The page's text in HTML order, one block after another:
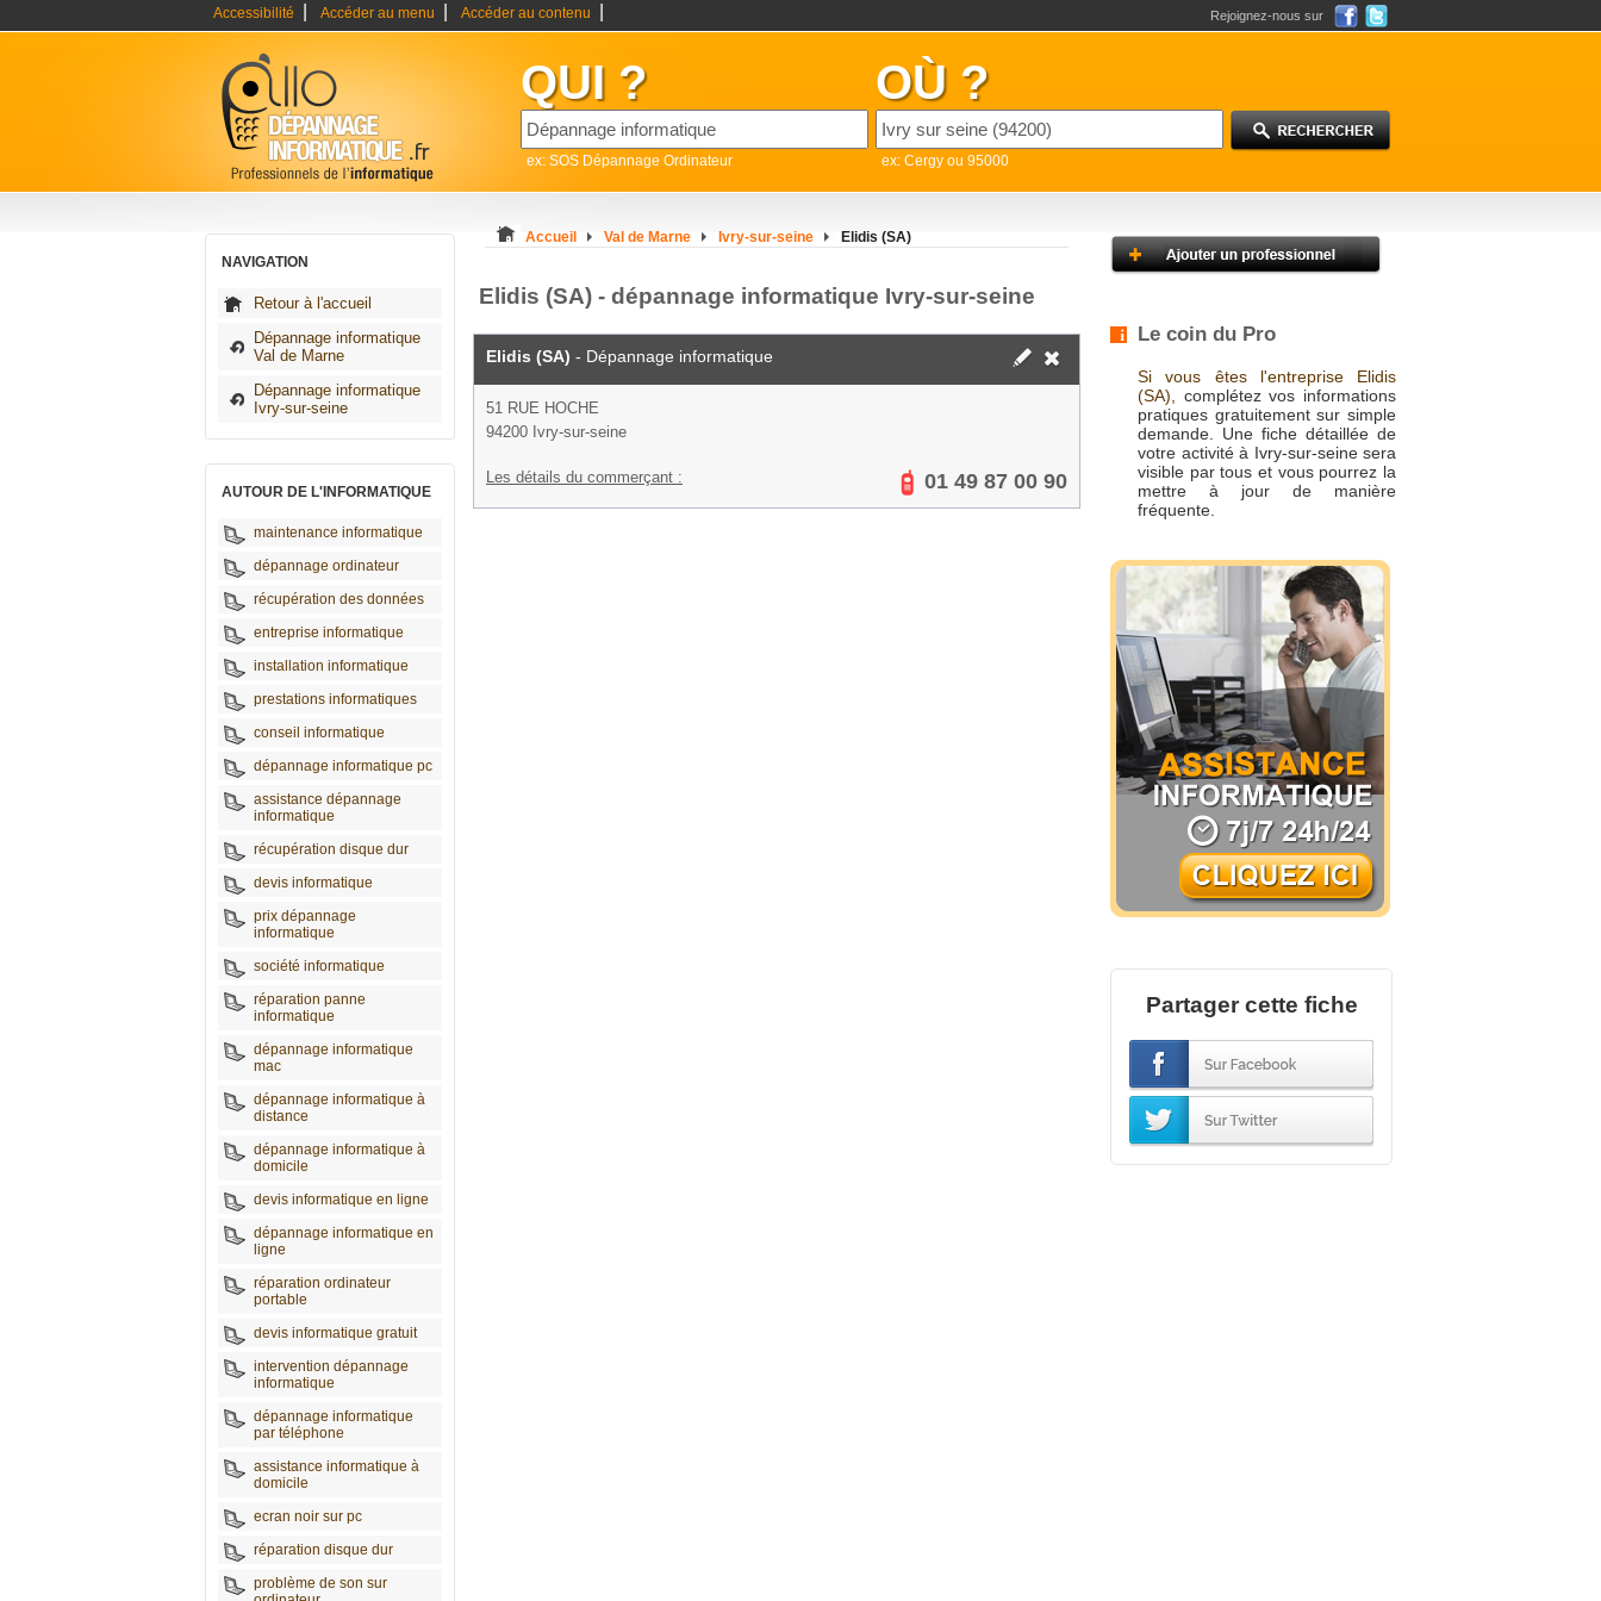
Accessibilité Accéder au menu Accéder au contenu Rejoignez-nous sur
QUI ?
ex: SOS Dépannage Ordinateur
OÙ ?
ex: Cergy ou 95000
NAVIGATION
Retour à l'accueil
Dépannage informatique
Val de Marne
Dépannage informatique
Ivry-sur-seine
AUTOUR DE L'INFORMATIQUE
maintenance informatique
dépannage ordinateur
récupération des données
entreprise informatique
installation informatique
prestations informatiques
conseil informatique
dépannage informatique pc
assistance dépannage
informatique
récupération disque dur
devis informatique
prix dépannage
informatique
société informatique
réparation panne
informatique
dépannage informatique
mac
dépannage informatique à
distance
dépannage informatique à
domicile
devis informatique en ligne
dépannage informatique en
ligne
réparation ordinateur
portable
devis informatique gratuit
intervention dépannage
informatique
dépannage informatique
par téléphone
assistance informatique à
domicile
ecran noir sur pc
réparation disque dur
problème de son sur
Accueil Val de Marne Ivry-sur-seine Elidis (SA)
Elidis (SA) - dépannage informatique Ivry-sur-seine
Elidis (SA) - Dépannage informatique
51 RUE HOCHE
94200 Ivry-sur-seine
Les détails du commerçant : 01 49 87 00 90
Le coin du Pro
Si vous êtes l'entreprise Elidis
(SA),
complétez vos informations
pratiques gratuitement sur simple
demande. Une fiche détaillée de
votre activité à Ivry-sur-seine sera
visible par tous et vous pourrez la
mettre à jour de manière
fréquente.
Partager cette fiche